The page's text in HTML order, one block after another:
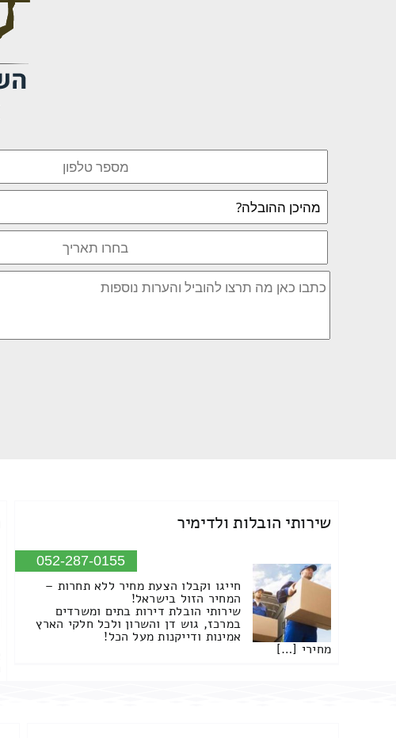
שירותי הובלות ולדימיר
052-287-0155
חייגו וקבלו הצעת מחיר ללא תחרות –
המחיר הזול בישראל!
שירותי הובלת דירות בתים ומשרדים
במרכז, גוש דן והשרון ולכל חלקי הארץ
אמינות ודייקנות מעל הכל!
מחירי […]